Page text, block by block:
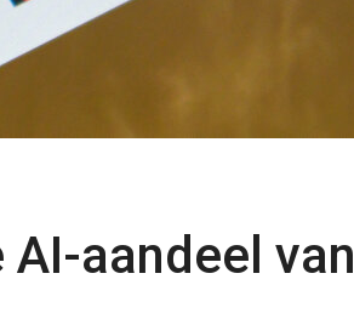
aandeel van